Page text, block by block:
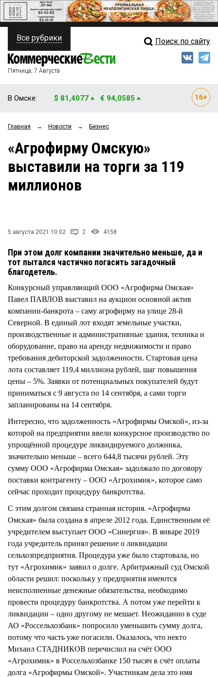
ПОЛИТИКА
ФИНАНСЫ
ОБЩЕСТВО
ЗАКОН
Свежий выпуск
Рейтинги
Блоги
Все рубрики Поиск по сайту
Пятница, 7 Августа
В Омске: $ 81,4077 € 94,0585
Главная → Новости → Бизнес
«Агрофирму Омскую»
выставили на торги за 119
миллионов
5 августа 2021 10:02 2 4158
При этом долг компании значительно меньше, да и
тот пытался частично погасить загадочный
благодетель.
Конкурсный управляющий ООО «Агрофирма Омская»
Павел ПАВЛОВ выставил на аукцион основной актив
компании-банкрота – саму агрофирму на улице 28-й
Северной. В единый лот входят земельные участки,
производственные и административные здания, техника и
оборудование, право на аренду недвижимости и право
требования дебиторской задолженности. Стартовая цена
лота составляет 119,4 миллиона рублей, шаг повышения
цены – 5%. Заявки от потенциальных покупателей будут
приниматься с 9 августа по 14 сентября, а сами торги
запланированы на 14 сентября.
Интересно, что задолженность «Агрофирмы Омской», из-за
которой на предприятии ввели конкурсное производство по
упрощённой процедуре ликвидируемого должника,
значительно меньше – всего 644,8 тысячи рублей. Эту
сумму ООО «Агрофирма Омская» задолжало по договору
поставки контрагенту – ООО «Агрохимик», которое само
сейчас проходит процедуру банкротства.
С этим долгом связана странная история. «Агрофирма
Омская» была создана в апреле 2012 года. Единственным её
учредителем выступает ООО «Синергия». В январе 2019
года учредитель принял решение о ликвидации
сельхозпредприятия. Процедура уже было стартовала, но
тут «Агрохимик» заявил о долге. Арбитражный суд Омской
области решил: поскольку у предприятия имеются
неисполненные денежные обязательства, необходимо
провести процедуру банкротства. А потом уже перейти к
ликвидации – одно другому не мешает. Неожиданно в суде
АО «Россельхозбанк» попросило уменьшить сумму долга,
потому что часть уже погасили. Оказалось, что некто
Михаил СТАДНИКОВ перечислил на счёт ООО
«Агрохимик» в Россельхозбанке 150 тысяч в счёт оплаты
долга «Агрофирмы Омской». Участникам дела это имя